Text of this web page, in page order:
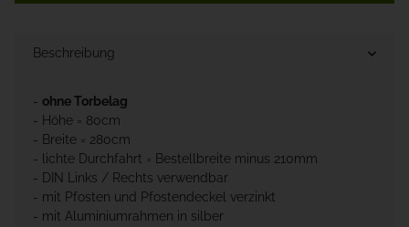
Beschreibung
- ohne Torbelag
- Höhe = 80cm
- Breite = 280cm
- lichte Durchfahrt = Bestellbreite minus 210mm
- DIN Links / Rechts verwendbar
- mit Pfosten und Pfostendeckel verzinkt
- mit Aluminiumrahmen in silber